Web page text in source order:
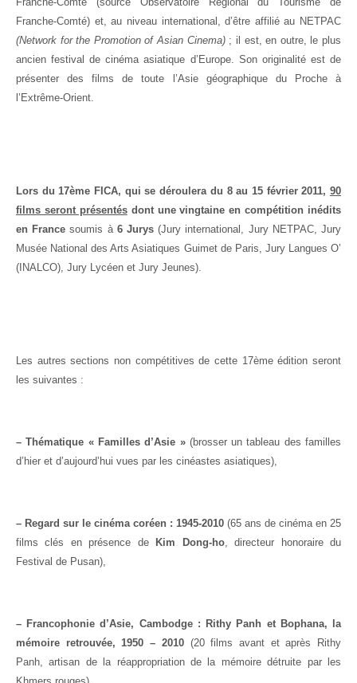
Franche-Comté) et, au niveau international, d’être affilié au NETPAC
(Network for the Promotion of Asian Cinema); il est, en outre, le plus
ancien festival de cinéma asiatique d’Europe. Son originalité est de
présenter des films de toute l’Asie géographique du Proche à
l’Extrême-Orient.
Lors du17ème FICA, qui se déroulera du 8 au 15 février 2011,90
films seront présentésdont une vingtaine en compétition inédits
en France soumis à 6 Jurys (Jury international, Jury NETPAC, Jury
Musée National des Arts Asiatiques Guimet de Paris, Jury Langues O’
(INALCO), Jury Lycéen et Jury Jeunes).
Les autres sections non compétitives de cette 17ème édition seront
les suivantes :
– Thématique « Familles d’Asie » (brosser un tableau des familles
d’hier et d’aujourd’hui vues par les cinéastes asiatiques),
– Regard sur le cinéma coréen : 1945-2010 (65 ans de cinéma en 25
films clés en présence de
Kim Dong-ho, directeur honoraire du
Festival de Pusan),
– Francophonie d’Asie, Cambodge : Rithy Panh et Bophana, la
mémoire retrouvée, 1950 – 2010(20 films avant et après Rithy
Panh, artisan de la réappropriation de la mémoire détruite par les